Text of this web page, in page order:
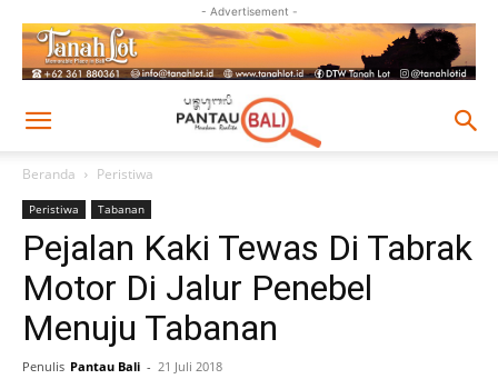
- Advertisement -
Beranda Peristiwa
Peristiwa Tabanan
Pejalan Kaki Tewas Di Tabrak
Motor Di Jalur Penebel
Menuju Tabanan
Penulis Pantau Bali - 21 Juli 2018